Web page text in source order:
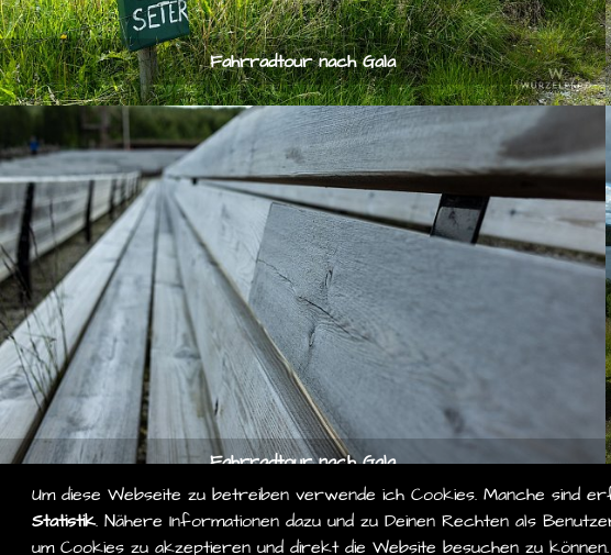
Um diese Webseite zu betreiben verwende ich Cookies. Manche sind
Statistik. Nähere Informationen dazu und zu Deinen Rechten als
um Cookies zu akzeptieren und direkt die Website besuchen zu können.
Fahrradtour nach Gala
Fahrradtour nach Gala